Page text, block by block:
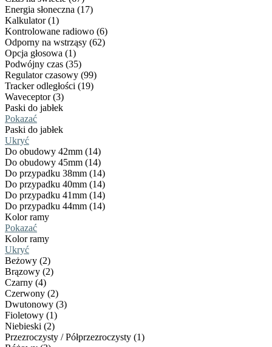
Energia słoneczna (17)
Kalkulator (1)
Kontrolowane radiowo (6)
Odporny na wstrząsy (62)
Opcja głosowa (1)
Podwójny czas (35)
Regulator czasowy (99)
Tracker odległości (19)
Waveceptor (3)
Paski do jabłek
Pokazać
Paski do jabłek
Ukryć
Do obudowy 42mm (14)
Do obudowy 45mm (14)
Do przypadku 38mm (14)
Do przypadku 40mm (14)
Do przypadku 41mm (14)
Do przypadku 44mm (14)
Kolor ramy
Pokazać
Kolor ramy
Ukryć
Beżowy (2)
Brązowy (2)
Czarny (4)
Czerwony (2)
Dwutonowy (3)
Fioletowy (1)
Niebieski (2)
Przezroczysty / Półprzezroczysty (1)